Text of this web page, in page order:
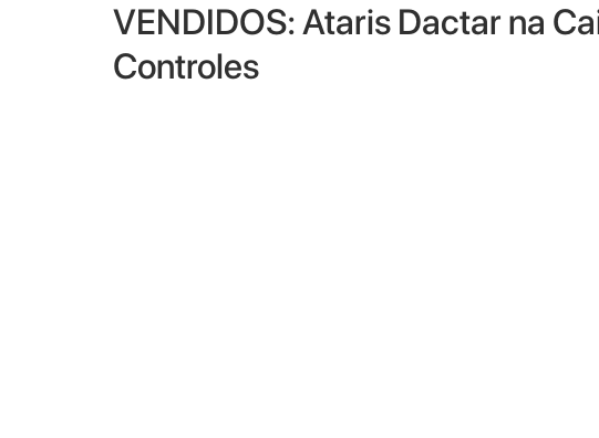
VENDIDOS: Ataris Dactar na
Controles